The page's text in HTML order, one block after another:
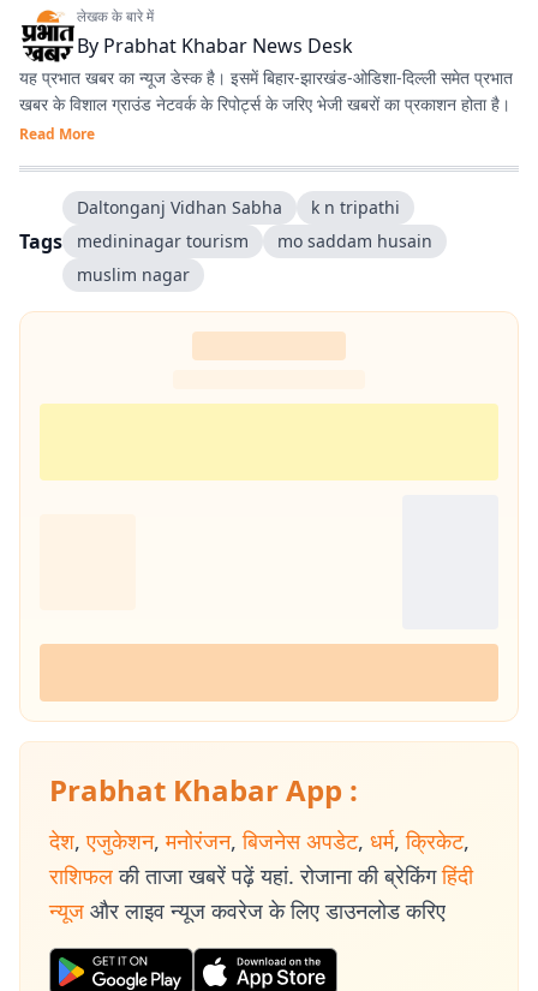
लेखक के बारे में
By Prabhat Khabar News Desk
यह प्रभात खबर का न्यूज डेस्क है। इसमें बिहार-झारखंड-ओडिशा-दिल्‍ली समेत प्रभात
खबर के विशाल ग्राउंड नेटवर्क के रिपोर्ट्स के जरिए भेजी खबरों का प्रकाशन होता है।
Read More
Tags
Daltonganj Vidhan Sabha
k n tripathi
medininagar tourism
mo saddam husain
muslim nagar
Prabhat Khabar App :
देश, एजुकेशन, मनोरंजन, बिजनेस अपडेट, धर्म, क्रिकेट,
राशिफल की ताजा खबरें पढ़ें यहां. रोजाना की ब्रेकिंग हिंदी
न्यूज और लाइव न्यूज कवरेज के लिए डाउनलोड करिए